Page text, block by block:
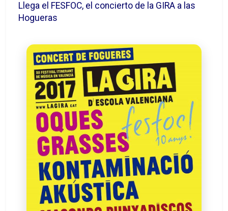
Llega el FESFOC, el concierto de la GIRA a las
Hogueras